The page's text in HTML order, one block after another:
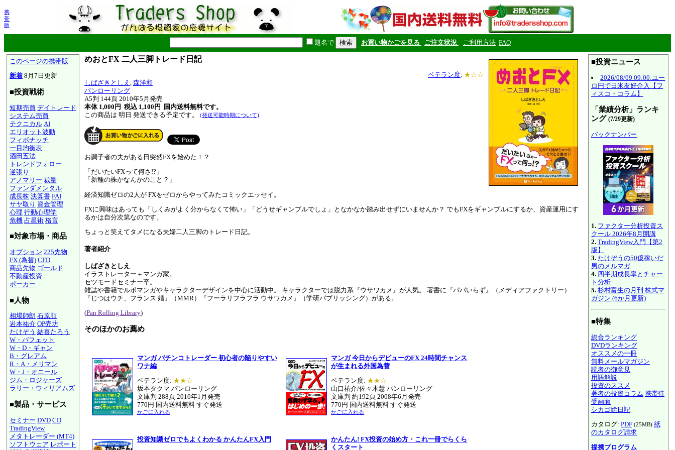
携
帯
版
題名で お買い物かごを見る ご注文状況 ご利用方法 FAQ
このページの携帯版
新着 8月7日更新
■投資戦術
短期売買 デイトレード
システム売買
テクニカル AI
エリオット波動
フィボナッチ
一目均衡表
酒田五法
トレンドフォロー
逆張り
アノマリー 裁量
ファンダメンタル
成長株 決算書 FAI
サヤ取り 資金管理
心理 行動心理学
危機 占星術 格言
■対象市場・商品
オプション 225先物
FX (為替) CFD
商品先物 ゴールド
不動産投資
ポーカー
■人物
相場師朗 石原順
岩本祐介 OP売坊
たけぞう 結喜たろう
W・バフェット
W・D・ギャン
B・グレアム
R・A・メリマン
W・J・オニール
ジム・ロジャーズ
ラリー・ウィリアムズ
■製品・サービス
セミナー DVD CD
TradingView
メタトレーダー (MT4)
ソフトウェア レポート
めおとFX 二人三脚トレード日記
ベテラン度: ★☆☆
しばざきとしえ , 森洋和
パンローリング
A5判 144頁 2010年5月発売
本体 1,000円 税込 1,100円
国内送料無料です。
この商品は 明日 発送できる予定です。
(発送可能時期について)
お調子者の夫がある日突然FXを始めた！？
「だいたいFXって何さ!?」
「新種の株かなんかのこと？」
経済知識ゼロの2人が FXをゼロからやってみたコミックエッセイ。
FXに興味はあっても「しくみがよく分からなくて怖い」「どうせギャンブルでしょ」となかなか踏み出せずにいませんか？ でもFXをギャンブルにするか、資産運用にす
るかは自分次第なのです。
ちょっと笑えてタメになる夫婦二人三脚のトレード日記。
著者紹介
しばざきとしえ
イラストレーター＋マンガ家。
セツモードセミナー卒。
雑誌や書籍でルポマンガやキャラクターデザインを中心に活動中。 キャラクターでは脱力系『ウサワカメ』が人気。 著書に『パパいらず』（メディアファクトリー）
『じつはウチ、フランス 婚』（MMR）『フーラリフラフラ ウサワカメ』（学研パブリッシング）がある。
(Pan Rolling Library)
そのほかのお薦め
マンガ パチンコトレーダー 初心者の陥りやすい
ワナ編
ベテラン度: ★★☆
坂本タクマ パンローリング
文庫判 288頁 2010年1月発売
770円 国内送料無料 すぐ発送
かごに入れる
マンガ 今日からデビューのFX 24時間チャンス
が生まれる外国為替
ベテラン度: ★★☆
山口祐介/佐々木慧 パンローリング
文庫判 約192頁 2008年6月発売
770円 国内送料無料 すぐ発送
かごに入れる
投資知識ゼロでもよくわかる かんたんFX入門
かんたん! FX投資の始め方・これ一冊でらくら
くスタート
■投資ニュース
2026/08/09 09:00:ユー
ロ円で日米友好介入【フ
ィスコ・コラム】
「業績分析」ランキ
ング (7/29更新)
バックナンバー
1. ファクター分析投資ス
クール 2026年8月開講
2. TradingView入門【第2
版】
3. たけぞうの50億稼いだ
男のメルマガ
4. 四半期成長率とチャー
ト分析
5. 杉村富生の月刊 株式マ
ガジン (6か月更新)
■特集
総合ランキング
DVDランキング
オススメの一冊
無料メールマガジン
読者の御意見
用語解説
投資のススメ
著者の投資コラム 携帯待
受画面
シカゴ絵日記
カタログ: PDF (25MB) 紙
のカタログ請求
提携プログラム